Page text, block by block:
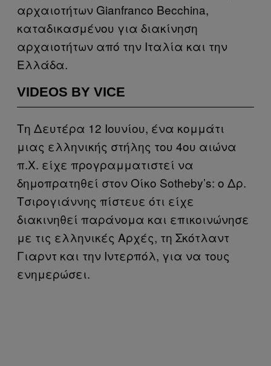
αρχαιοτήτων Gianfranco Becchina,
καταδικασμένου για διακίνηση
αρχαιοτήτων από την Ιταλία και την
Ελλάδα.
VIDEOS BY VICE
Τη Δευτέρα 12 Ιουνίου, ένα κομμάτι
μιας ελληνικής στήλης του 4ου αιώνα
π.Χ. είχε προγραμματιστεί να
δημοπρατηθεί στον Οίκο Sotheby’s: ο Δρ.
Τσιρογιάννης πίστευε ότι είχε
διακινηθεί παράνομα και επικοινώνησε
με τις ελληνικές Αρχές, τη Σκότλαντ
Γιαρντ και την Ιντερπόλ, για να τους
ενημερώσει.